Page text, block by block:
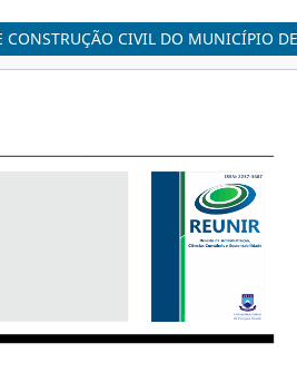
CIVIL DO MUNICÍPIO